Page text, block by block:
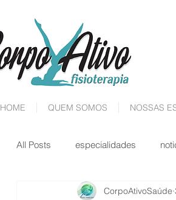
HOME QUEM SOMOS NOSSAS
All Posts especialidades
CorpoAtivoSaúde